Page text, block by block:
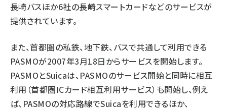
長崎バスほか6社の長崎スマートカードなどのサービスが
提供されています。
また、首都圏の私鉄、地下鉄、バスで共通して利用できる
PASMOが2007年3月18日からサービスを開始します。
PASMOとSuicaは、PASMOのサービス開始と同時に相互
利用（首都圏ICカード相互利用サービス）も開始し、例え
ば、PASMOの対応路線でSuicaを利用できるほか、